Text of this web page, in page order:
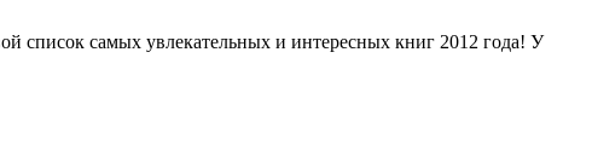
список самых увлекательных и интересных книг 2012 года! У